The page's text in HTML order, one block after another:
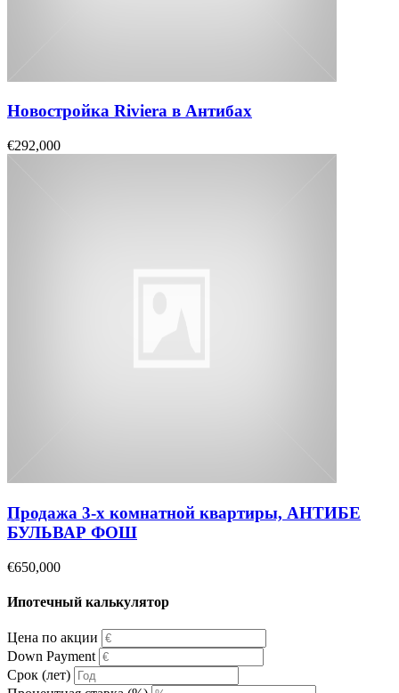
Новостройка Riviera в Антибах
€292,000
Продажа 3-х комнатной квартиры, АНТИБЕ
БУЛЬВАР ФОШ
€650,000
Ипотечный калькулятор
Цена по акции
Down Payment
Срок (лет)